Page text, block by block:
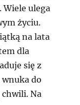
Wiele ulega
życiu.
na lata
dla
się z
do
Na